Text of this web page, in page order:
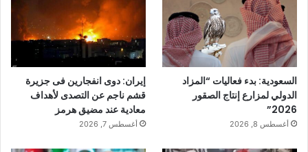
السعودية: بدء فعاليات “المزاد
الدولي لمزارع إنتاج الصقور
2026”
أغسطس 8, 2026
إيران: دوى انفجارين فى جزيرة
قشم ناجم عن التصدى لأهداف
معادية عند مضيق هرمز
أغسطس 7, 2026